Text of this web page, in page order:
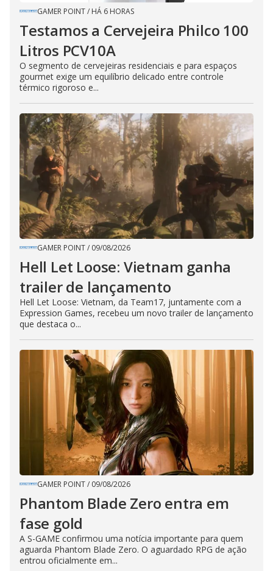
GAMER POINT/ HÁ 6 HORAS
Testamos a Cervejeira Philco 100
Litros PCV10A
O segmento de cervejeiras residenciais e para espaços
gourmet exige um equilíbrio delicado entre controle
térmico rigoroso e...
GAMER POINT/ 09/08/2026
Hell Let Loose: Vietnam ganha
trailer de lançamento
Hell Let Loose: Vietnam, da Team17, juntamente com a
Expression Games, recebeu um novo trailer de lançamento
que destaca o...
GAMER POINT/ 09/08/2026
Phantom Blade Zero entra em
fase gold
A S-GAME confirmou uma notícia importante para quem
aguarda Phantom Blade Zero. O aguardado RPG de ação
entrou oficialmente em...